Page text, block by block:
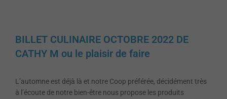
BILLET CULINAIRE OCTOBRE 2022 DE
CATHY M ou le plaisir de faire
L’automne est déjà là et notre Coop préférée, décidément très
à l’écoute de notre bien-être nous propose les produits